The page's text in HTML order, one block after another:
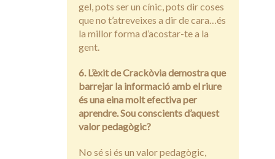
gel, pots ser un cínic, pots dir coses
que no t’atreveixes a dir de cara…és
la millor forma d’acostar-te a la
gent.
6. L’èxit de Crackòvia demostra que
barrejar la informació amb el riure
és una eina molt efectiva per
aprendre. Sou conscients d’aquest
valor pedagògic?
No sé si és un valor pedagògic,